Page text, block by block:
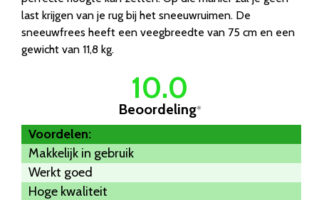
last krijgen van je rug bij het sneeuwruimen. De
sneeuwfrees heeft een veegbreedte van 75 cm en een
gewicht van 11,8 kg.
10.0
Beoordeling*
Voordelen:
Makkelijk in gebruik
Werkt goed
Hoge kwaliteit